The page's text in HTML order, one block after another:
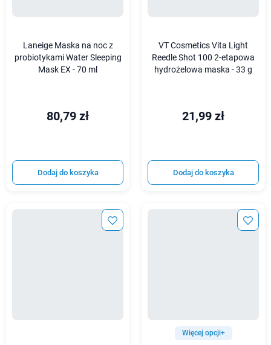
Laneige Maska na noc z
probiotykami Water Sleeping
Mask EX - 70 ml
80,79 zł
Dodaj do koszyka
VT Cosmetics Vita Light
Reedle Shot 100 2-etapowa
hydrożelowa maska - 33 g
21,99 zł
Dodaj do koszyka
Więcej opcji+